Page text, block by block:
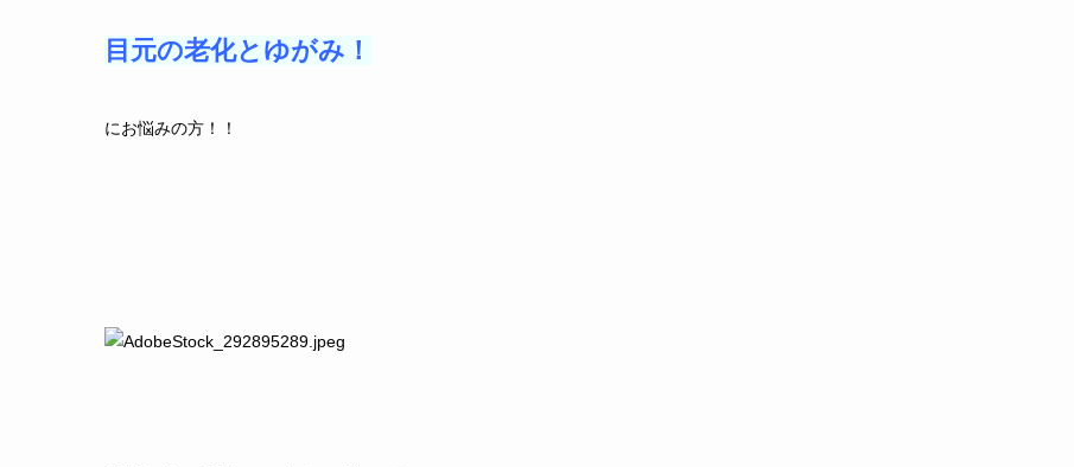
目元の老化とゆがみ！
にお悩みの方！！